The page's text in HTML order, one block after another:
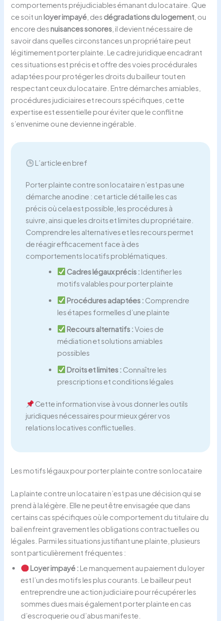
comportements préjudiciables émanant du locataire. Que
ce soit un loyer impayé , des dégradations du logement , ou
encore des nuisances sonores , il devient nécessaire de
savoir dans quelles circonstances un propriétaire peut
légitimement porter plainte. Le cadre juridique encadrant
ces situations est précis et offre des voies procédurales
adaptées pour protéger les droits du bailleur tout en
respectant ceux du locataire. Entre démarches amiables,
procédures judiciaires et recours spécifiques, cette
expertise est essentielle pour éviter que le conflit ne
s’envenime ou ne devienne ingérable.
L’article en bref
Porter plainte contre son locataire n’est pas une
démarche anodine : cet article détaille les cas
précis où cela est possible, les procédures à
suivre, ainsi que les droits et limites du propriétaire.
Comprendre les alternatives et les recours permet
de réagir efficacement face à des
comportements locatifs problématiques.
Cadres légaux précis : Identifier les
motifs valables pour porter plainte
Procédures adaptées : Comprendre
les étapes formelles d’une plainte
Recours alternatifs :Voies de
médiation et solutions amiables
possibles
Droits et limites : Connaître les
prescriptions et conditions légales
Cette information vise à vous donner les outils
juridiques nécessaires pour mieux gérer vos
relations locatives conflictuelles.
Les motifs légaux pour porter plainte contre son locataire
La plainte contre un locataire n’est pas une décision qui se
prend à la légère. Elle ne peut être envisagée que dans
certains cas spécifiques où le comportement du titulaire du
bail enfreint gravement les obligations contractuelles ou
légales. Parmi les situations justifiant une plainte, plusieurs
sont particulièrement fréquentes :
Loyer impayé : Le manquement au paiement du loyer
est l’un des motifs les plus courants. Le bailleur peut
entreprendre une action judiciaire pour récupérer les
sommes dues mais également porter plainte en cas
d’escroquerie ou d’abus manifeste.